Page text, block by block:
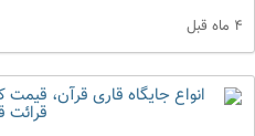
4 ماه قبل